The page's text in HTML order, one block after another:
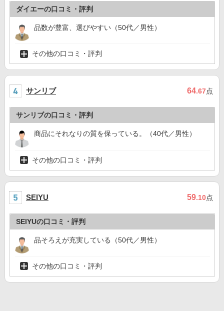
ダイエーの口コミ・評判
品数が豊富、選びやすい（50代／男性）
その他の口コミ・評判
サンリブ 64.67点
サンリブの口コミ・評判
商品にそれなりの質を保っている。（40代／男性）
その他の口コミ・評判
SEIYU 59.10点
SEIYUの口コミ・評判
品そろえが充実している（50代／男性）
その他の口コミ・評判